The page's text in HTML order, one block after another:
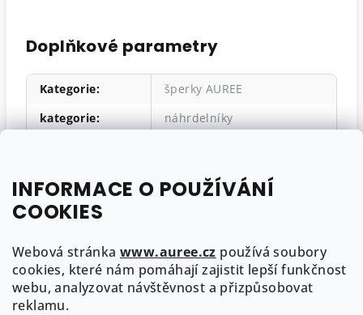
INFORMACE O POUŽÍVÁNÍ
COOKIES
Webová stránka www.auree.cz používá soubory
cookies, které nám pomáhají zajistit lepší funkčnost
webu, analyzovat návštěvnost a přizpůsobovat
reklamu.
Doplňkové parametry
Kategorie:
šperky AUREE
kategorie:
náhrdelníky
diamant
styl: